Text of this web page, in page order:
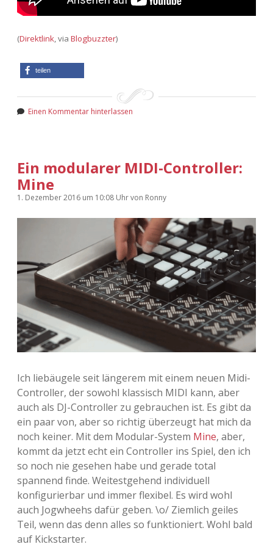
Adventskalender 2021
Adventskalender 2022
Adventskalender 2024
(Direktlink, via Blogbuzzter)
teilen
Einen Kommentar hinterlassen
Ein modularer MIDI-Controller:
Mine
1. Dezember 2016 um 10:08 Uhrvon Ronny
Ich liebäugele seit längerem mit einem neuen Midi-
Controller, der sowohl klassisch MIDI kann, aber
auch als DJ-Controller zu gebrauchen ist. Es gibt da
ein paar von, aber so richtig überzeugt hat mich da
noch keiner. Mit dem Modular-System Mine, aber,
kommt da jetzt echt ein Controller ins Spiel, den ich
so noch nie gesehen habe und gerade total
spannend finde. Weitestgehend individuell
konfigurierbar und immer flexibel. Es wird wohl
auch Jogwheehs dafür geben. \o/ Ziemlich geiles
Teil, wenn das denn alles so funktioniert. Wohl bald
auf Kickstarter.